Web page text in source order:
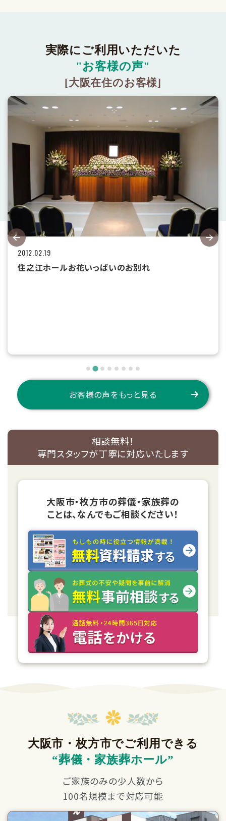
実際にご利用いただいた
"お客様の声"
[大阪在住のお客様]
2012.02.19
住之江ホールお花いっぱいのお別れ
お客様の声をもっと見る
相談無料！
専門スタッフが丁寧に対応いたします
大阪市・枚方市の葬儀・家族葬の
ことは、なんでもご相談ください！
大阪市・枚方市でご利用できる
“葬儀・家族葬ホール”
ご家族のみの少人数から
100名規模まで対応可能